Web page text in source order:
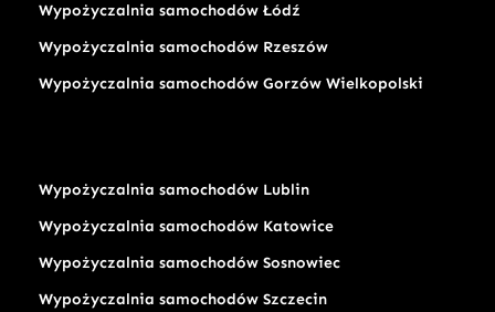
Wypożyczalnia samochodów Łódź
Wypożyczalnia samochodów Rzeszów
Wypożyczalnia samochodów Gorzów Wielkopolski
Wypożyczalnia samochodów Lublin
Wypożyczalnia samochodów Katowice
Wypożyczalnia samochodów Sosnowiec
Wypożyczalnia samochodów Szczecin